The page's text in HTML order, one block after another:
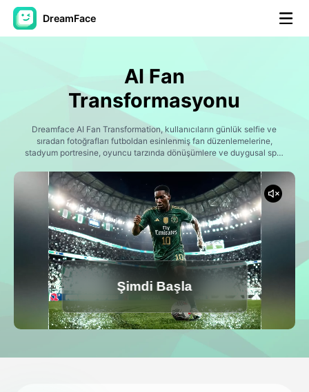
DreamFace
Avatar Video
AI Video
Fotoğraf ▼
Diğer Araçlar
Tüm araçları görüntüle
Şablonlar
Avatar Video
▼
AI Fan
Transformasyonu
Dreamface AI Fan Transformation, kullanıcıların günlük selfie ve
sıradan fotoğrafları futboldan esinlenmiş fan düzenlemelerine,
stadyum portresine, oyuncu tarzında dönüşümlere ve duygusal spor
Şimdi Başla